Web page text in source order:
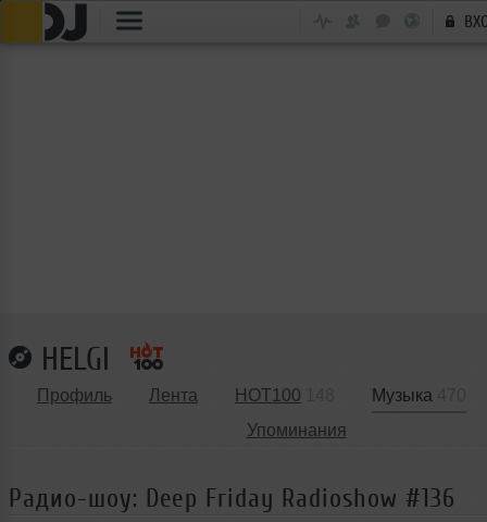
HELGI
Профиль Лента HOT100 Музыка
Упоминания
Радио-шоу: Deep Friday Radioshow #136